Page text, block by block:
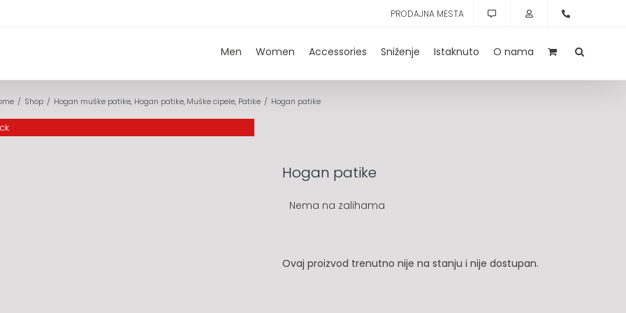
PRODAJNA MESTA
Men Women Accessories Sniženje Istaknuto O nama
Shop Hogan muške patike Hogan patike Muške cipele Patike Hogan patike
Hogan patike
Nema na zalihama
Ovaj proizvod trenutno nije na stanju i nije dostupan.